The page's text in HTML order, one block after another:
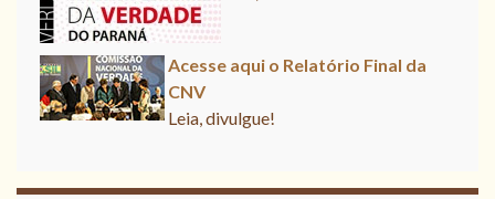
Acesse aqui o Relatório Final da CNV
Leia, divulgue!
Leia, contribua !